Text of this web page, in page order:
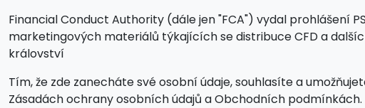
Financial Conduct Authority (dále jen "FCA") vydal prohlášení
marketingových materiálů týkajících se distribuce CFD a
království
Tím, že zde zanecháte své osobní údaje, souhlasíte a
Zásadách ochrany osobních údajů a Obchodních podmínkách.